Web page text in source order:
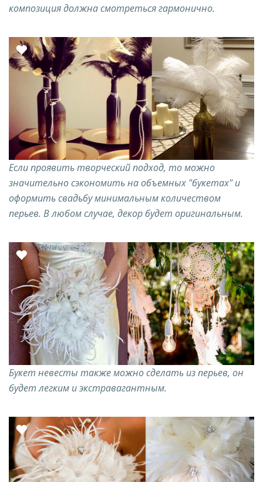
композиция должна смотреться гармонично.
Если проявить творческий подход, то можно
значительно сэкономить на объемных "букетах" и
оформить свадьбу минимальным количеством
перьев. В любом случае, декор будет оригинальным.
Букет невесты также можно сделать из перьев, он
будет легким и экстравагантным.